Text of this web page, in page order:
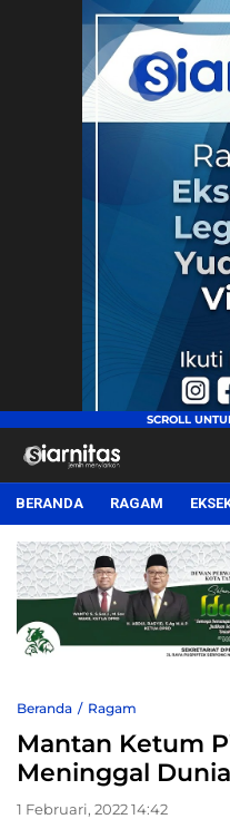
siarnitas
Jernih Menyiarkan
BERANDA RAGAM
Beranda Ragam
Mantan Ketum
Meninggal Dunia
1 Februari, 2022 14:42